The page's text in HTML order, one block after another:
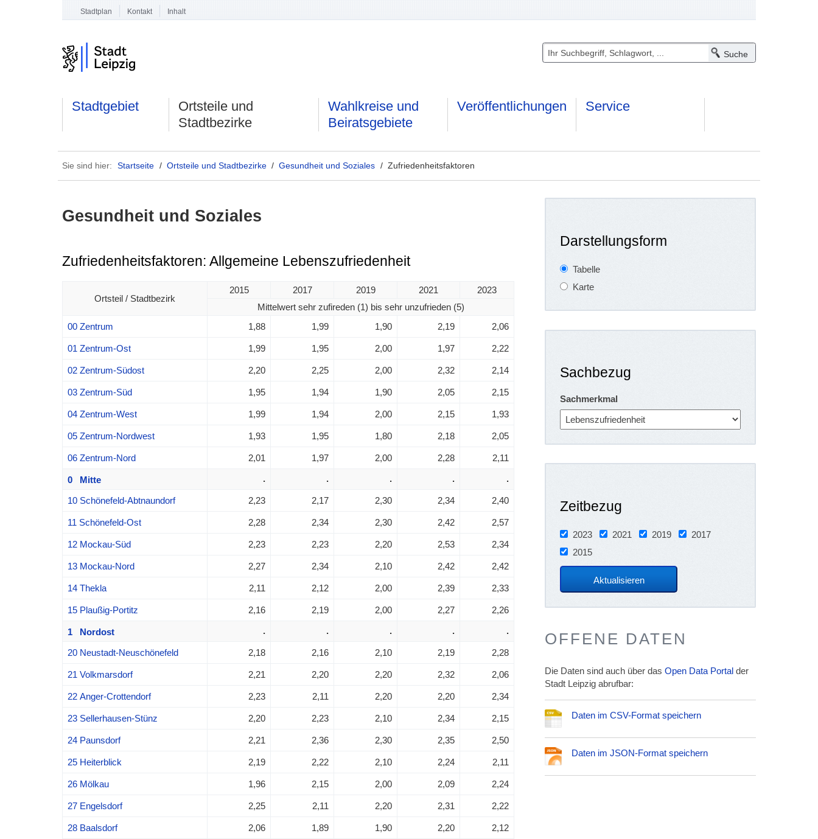
Stadtplan Kontakt Inhalt
Stadtgebiet
Ortsteile und
Stadtbezirke
Wahlkreise und
Beiratsgebiete
Veröffentlichungen Service
Sie sind hier: Startseite / Ortsteile und Stadtbezirke /Gesundheit und Soziales / Zufriedenheitsfaktoren
Gesundheit und Soziales
Zufriedenheitsfaktoren: Allgemeine Lebenszufriedenheit
Ortsteil / Stadtbezirk
2015 2017 2019 2021
2023
Mittelwert sehr zufireden (1) bis sehr unzufrieden (5)
00 Zentrum
1,88 1,99 1,90 2,19 2,06
01 Zentrum-Ost 1,99 1,95 2,00 1,97 2,22
02 Zentrum-Südost 2,20 2,25 2,00 2,32 2,14
03 Zentrum-Süd 1,95 1,94 1,90 2,05 2,15
04 Zentrum-West 1,99 1,94 2,00 2,15 1,93
05 Zentrum-Nordwest 1,93 1,95 1,80 2,18 2,05
06 Zentrum-Nord 2,01 1,97 2,00 2,28 2,11
0 Mitte . . . . .
10 Schönefeld-Abtnaundorf 2,23 2,17 2,30 2,34 2,40
11 Schönefeld-Ost 2,28 2,34 2,30 2,42 2,57
12 Mockau-Süd 2,23 2,23 2,20 2,53 2,34
13 Mockau-Nord 2,27 2,34 2,10 2,42 2,42
14 Thekla 2,11 2,12 2,00 2,39 2,33
15 Plaußig-Portitz 2,16 2,19 2,00 2,27 2,26
1 Nordost . . . . .
20 Neustadt-Neuschönefeld 2,18 2,16 2,10 2,19 2,28
21 Volkmarsdorf 2,21 2,20 2,20 2,32 2,06
22 Anger-Crottendorf 2,23 2,11 2,20 2,20 2,34
23 Sellerhausen-Stünz 2,20 2,23 2,10 2,34 2,15
24 Paunsdorf 2,21 2,36 2,30 2,35 2,50
25 Heiterblick 2,19 2,22 2,10 2,24 2,11
26 Mölkau 1,96 2,15 2,00 2,09 2,24
27 Engelsdorf 2,25 2,11 2,20 2,31 2,22
28 Baalsdorf 2,06 1,89 1,90 2,20 2,12
Darstellungsform
Tabelle
Karte
Sachbezug
Sachmerkmal
Zeitbezug
2023 2021 2019
2017
2015
OFFENE DATEN
Die Daten sind auch über dasOpen Data Portal der
Stadt Leipzig abrufbar:
Daten im CSV-Format speichern
Daten im JSON-Format speichern